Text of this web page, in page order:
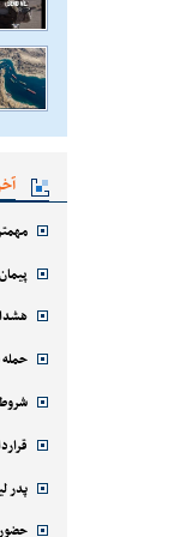
پدر